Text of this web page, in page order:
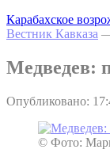
Карабахское
Вестник Кавказа
Медведев:
Опубликовано:
© Фото: